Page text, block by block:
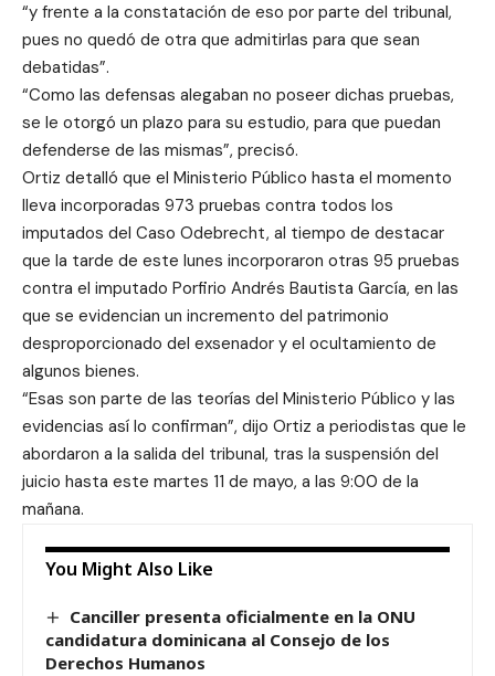
“y frente a la constatación de eso por parte del tribunal,
pues no quedó de otra que admitirlas para que sean
debatidas”.
“Como las defensas alegaban no poseer dichas pruebas,
se le otorgó un plazo para su estudio, para que puedan
defenderse de las mismas”, precisó.
Ortiz detalló que el Ministerio Público hasta el momento
lleva incorporadas 973 pruebas contra todos los
imputados del Caso Odebrecht, al tiempo de destacar
que la tarde de este lunes incorporaron otras 95 pruebas
contra el imputado Porfirio Andrés Bautista García, en las
que se evidencian un incremento del patrimonio
desproporcionado del exsenador y el ocultamiento de
algunos bienes.
“Esas son parte de las teorías del Ministerio Público y las
evidencias así lo confirman”, dijo Ortiz a periodistas que le
abordaron a la salida del tribunal, tras la suspensión del
juicio hasta este martes 11 de mayo, a las 9:00 de la
mañana.
You Might Also Like
Canciller presenta oficialmente en la ONU
candidatura dominicana al Consejo de los
Derechos Humanos